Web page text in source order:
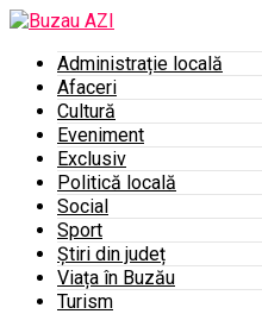
Administrație locală
Afaceri
Cultură
Eveniment
Exclusiv
Politică locală
Social
Sport
Știri din județ
Viața în Buzău
Turism